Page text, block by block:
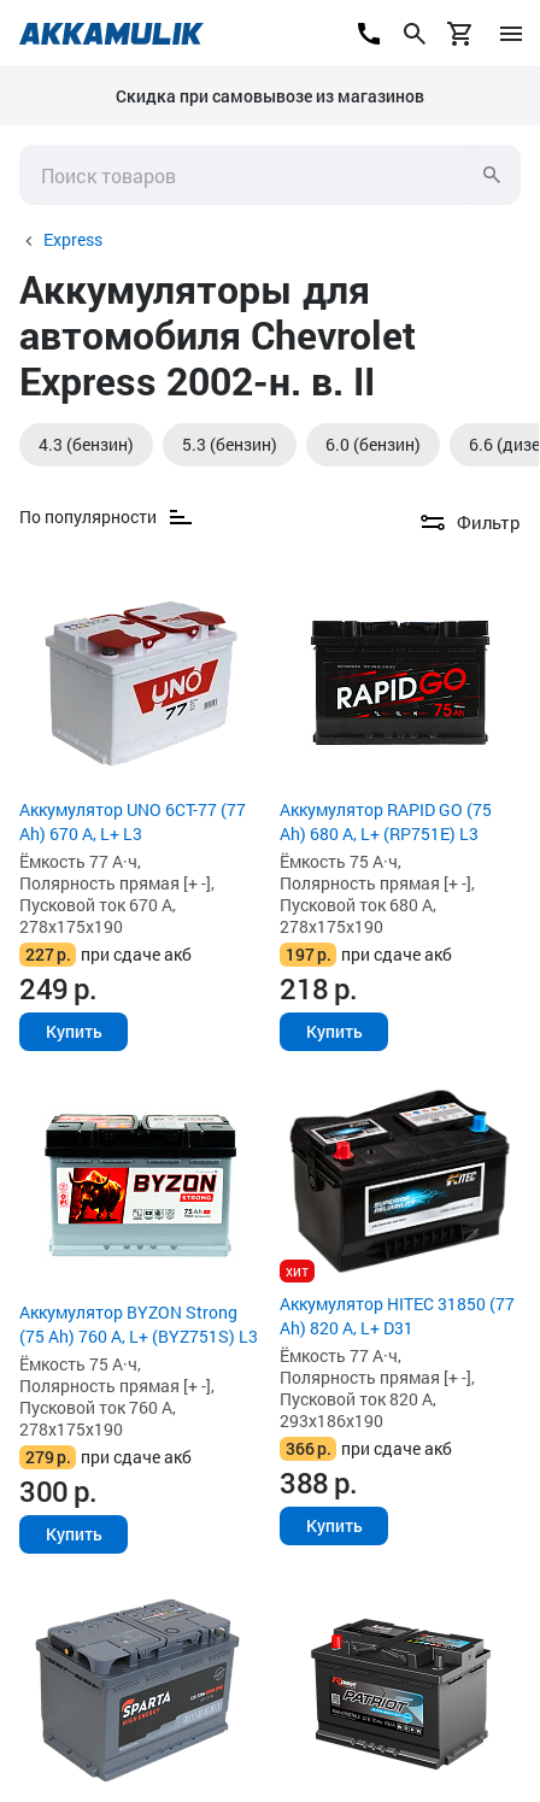
Скидка при самовывозе из магазинов
Express
Аккумуляторы для
автомобиля Chevrolet
Express 2002-н. в. II
4.3 (бензин) 5.3 (бензин) 6.0 (бензин) 6.6
По популярности Фильтр
Аккумулятор UNO 6СТ-77 (77
Ah) 670 А, L+ L3
Ёмкость 77 А·ч,
Полярность прямая [+ -],
Пусковой ток 670 А,
278x175x190
227р. при сдаче акб
249р.
Купить
Аккумулятор RAPID GO (75
Ah) 680 А, L+ (RP751E) L3
Ёмкость 75 А·ч,
Полярность прямая [+ -],
Пусковой ток 680 А,
278x175x190
197р. при сдаче акб
218р.
Купить
Аккумулятор BYZON Strong
(75 Ah) 760 А, L+ (BYZ751S) L3
Ёмкость 75 А·ч,
Полярность прямая [+ -],
Пусковой ток 760 А,
278x175x190
279р. при сдаче акб
300р.
Купить
хит
Аккумулятор HITEC 31850 (77
Ah) 820 А, L+ D31
Ёмкость 77 А·ч,
Полярность прямая [+ -],
Пусковой ток 820 А,
293x186x190
366р. при сдаче акб
388р.
Купить